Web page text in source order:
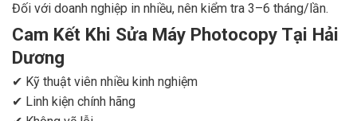
Đối với doanh nghiệp in nhiều, nên kiểm tra 3–6 tháng/lần.
Cam Kết Khi Sửa Máy Photocopy Tại Hải
Dương
✔ Kỹ thuật viên nhiều kinh nghiệm
✔ Linh kiện chính hãng